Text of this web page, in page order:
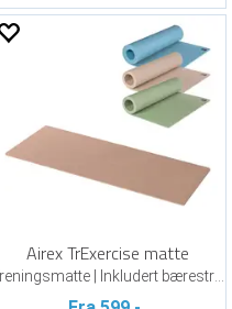
Airex TrExercise matte
Treningsmatte | Inkludert bærestropp